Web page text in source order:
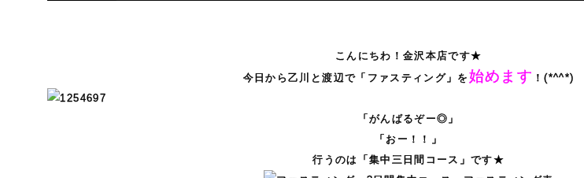
こんにちわ！金沢本店です★
今日から乙川と渡辺で「ファスティング」を 始めます ！(*^^*)
「がんばるぞー◎」
「おー！！」
行うのは「集中三日間コース」です★